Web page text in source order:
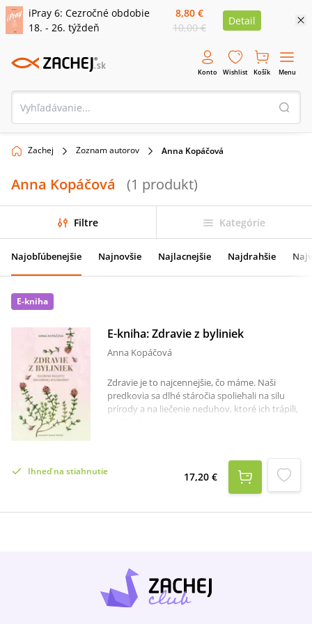
iPray 6: Cezročné obdobie
18. - 26. týždeň
8,80 €
10,00 €
Detail
Konto Wishlist Košík Menu
Zachej Zoznam autorov Anna Kopáčová
Anna Kopáčová (1 produkt)
Filtre Kategórie
Najobľúbenejšie Najnovšie Najlacnejšie Najdrahšie
E-kniha
E-kniha: Zdravie z byliniek
Anna Kopáčová
Zdravie je to najcennejšie, čo máme. Naši
predkovia sa dlhé stáročia spoliehali na silu
prírody a na liečenie neduhov, ktoré ich trápili,
medicíny, čoraz viac ľudí sa so svojimi
ťažkosťami obracia aj na bylinkárov. K
vyhľadávaným patrí pani Anna Kopáčová z
štyri desaťročia. V tejto knižke zhrnula svoje
generácií bylinkárov, ktoré doplnila štúdiom u
svojich súčasníkov a v rozličných vzdelávacích
inštitúciách. V prvej časti knižky vám predstaví
svoje obľúbené liečivé rastliny. Pri každej
Ihneď na stiahnutie 17,20 €